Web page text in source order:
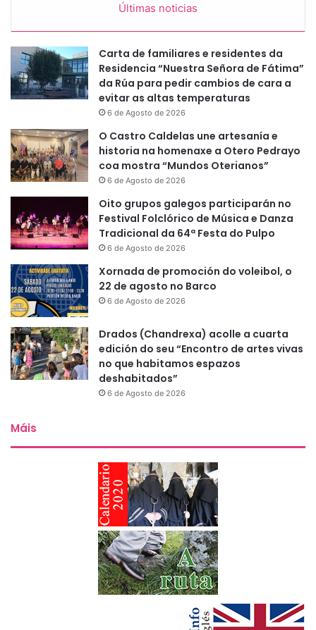
Últimas noticias
Carta de familiares e residentes da
Residencia “Nuestra Señora de Fátima”
da Rúa para pedir cambios de cara a
evitar as altas temperaturas
6 de Agosto de 2026
O Castro Caldelas une artesanía e
historia na homenaxe a Otero Pedrayo
coa mostra “Mundos Oterianos”
6 de Agosto de 2026
Oito grupos galegos participarán no
Festival Folclórico de Música e Danza
Tradicional da 64ª Festa do Pulpo
6 de Agosto de 2026
Xornada de promoción do voleibol, o
22 de agosto no Barco
6 de Agosto de 2026
Drados (Chandrexa) acolle a cuarta
edición do seu “Encontro de artes vivas
no que habitamos espazos
deshabitados”
6 de Agosto de 2026
Máis